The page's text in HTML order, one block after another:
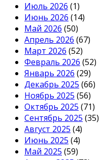
Июль 2026 (1)
Июнь 2026 (14)
Май 2026 (50)
Апрель 2026 (67)
Март 2026 (52)
Февраль 2026 (52)
Январь 2026 (29)
Декабрь 2025 (66)
Ноябрь 2025 (56)
Октябрь 2025 (71)
Сентябрь 2025 (35)
Август 2025 (4)
Июнь 2025 (4)
Май 2025 (59)